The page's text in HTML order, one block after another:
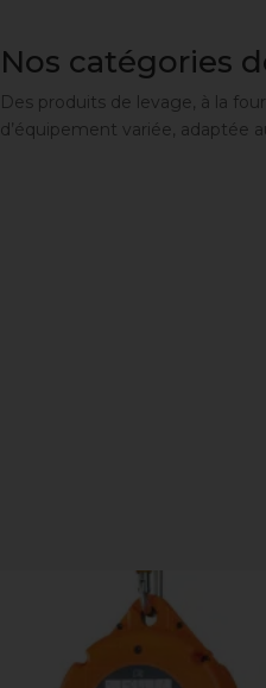
Nos catégories
Des produits de levage, à la
d’équipement variée, adaptée